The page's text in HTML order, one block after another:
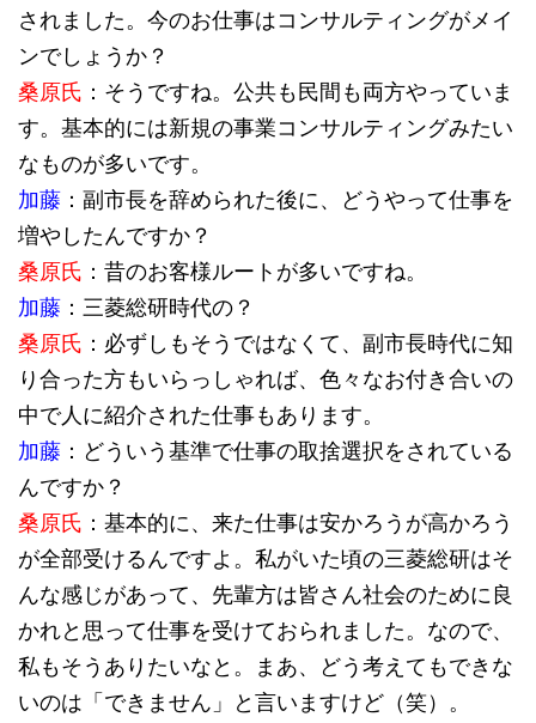
されました。今のお仕事はコンサルティングがメイ
ンでしょうか？
桑原氏 ：そうですね。公共も民間も両方やっていま
す。基本的には新規の事業コンサルティングみたい
なものが多いです。
加藤 ：副市長を辞められた後に、どうやって仕事を
増やしたんですか？
桑原氏 ：昔のお客様ルートが多いですね。
加藤 ：三菱総研時代の？
桑原氏 ：必ずしもそうではなくて、副市長時代に知
り合った方もいらっしゃれば、色々なお付き合いの
中で人に紹介された仕事もあります。
加藤 ：どういう基準で仕事の取捨選択をされている
んですか？
桑原氏 ：基本的に、来た仕事は安かろうが高かろう
が全部受けるんですよ。私がいた頃の三菱総研はそ
んな感じがあって、先輩方は皆さん社会のために良
かれと思って仕事を受けておられました。なので、
私もそうありたいなと。まあ、どう考えてもできな
いのは「できません」と言いますけど（笑）。